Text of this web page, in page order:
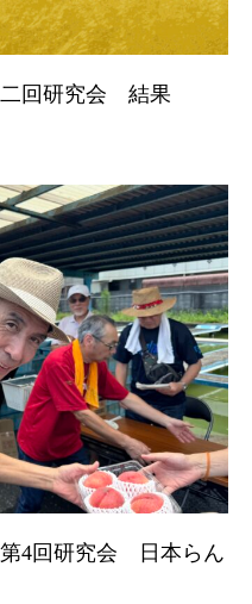
回研究会 結果
第4回研究会 日本らん